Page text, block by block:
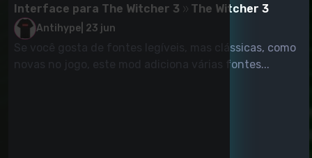
Interface para The Witcher 3
The Witcher 3
Antihype 23 jun
Se você gosta de fontes legíveis, mas clássicas, como
novas no jogo, este mod adiciona várias fontes...